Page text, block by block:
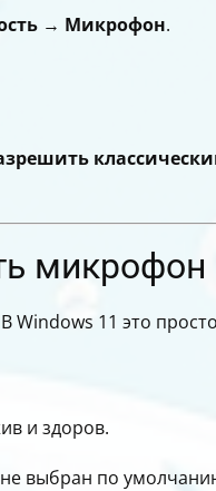
→ Микрофон.
Windows 11 это
и здоров.
не выбран по